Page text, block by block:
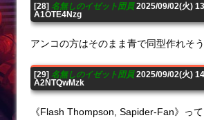
[28] 名無しのイゼット団員2025/09/02(火)
A1OTE4Nzg
アンコの方はそのまま青で同型作れそう
[29] 名無しのイゼット団員2025/09/02(火)
A2NTQwMzk
《Flash Thompson, Sapider-Fan》っ